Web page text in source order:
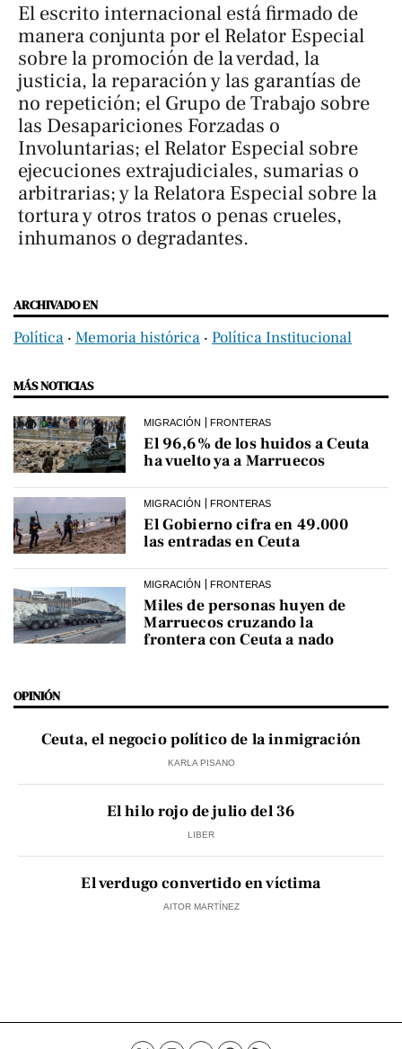
El escrito internacional está firmado de
manera conjunta por el Relator Especial
sobre la promoción de la verdad, la
justicia, la reparación y las garantías de
no repetición; el Grupo de Trabajo sobre
las Desapariciones Forzadas o
Involuntarias; el Relator Especial sobre
ejecuciones extrajudiciales, sumarias o
arbitrarias; y la Relatora Especial sobre la
tortura y otros tratos o penas crueles,
inhumanos o degradantes.
ARCHIVADO EN
Política ‧ Memoria histórica ‧ Política Institucional
MÁS NOTICIAS
MIGRACIÓN FRONTERAS
El 96,6% de los huidos a Ceuta
ha vuelto ya a Marruecos
MIGRACIÓN FRONTERAS
El Gobierno cifra en 49.000
las entradas en Ceuta
MIGRACIÓN FRONTERAS
Miles de personas huyen de
Marruecos cruzando la
frontera con Ceuta a nado
OPINIÓN
Ceuta, el negocio político de la inmigración
KARLA PISANO
El hilo rojo de julio del 36
LIBER
El verdugo convertido en víctima
AITOR MARTÍNEZ